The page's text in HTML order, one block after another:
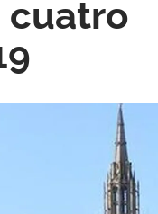
cuatro